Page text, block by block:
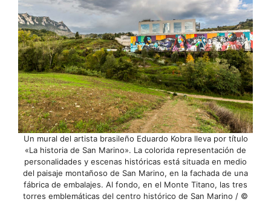
Un mural del artista brasileño Eduardo Kobra lleva por título
«La historia de San Marino». La colorida representación de
personalidades y escenas históricas está situada en medio
del paisaje montañoso de San Marino, en la fachada de una
fábrica de embalajes. Al fondo, en el Monte Titano, las tres
torres emblemáticas del centro histórico de San Marino / ©